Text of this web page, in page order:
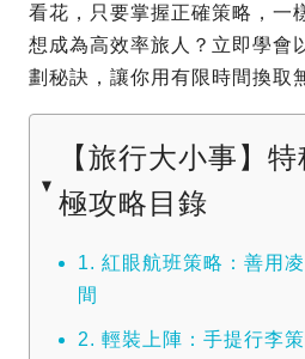
看花，只要掌握正確策略，一
想成為高效率旅人？立即學會
劃秘訣，讓你用有限時間換取
【旅行大小事】
極攻略目錄
1. 紅眼航班策略：善用
間
2. 輕裝上陣：手提行李